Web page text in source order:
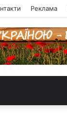
Реклама